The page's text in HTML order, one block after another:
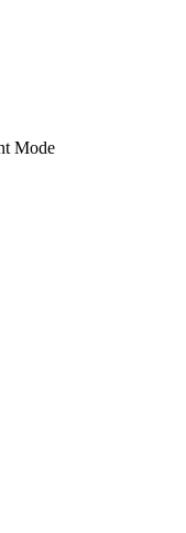
Mode